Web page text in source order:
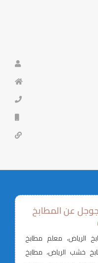
عن المطابخ
الرياض، معلم مطابخ
خشب الرياض، مطابخ